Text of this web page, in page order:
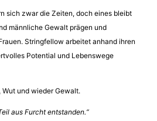
sich zwar die Zeiten, doch eines bleibt
männliche Gewalt prägen und
Stringfellow arbeitet anhand ihren
Potential und Lebenswege
Wut und wieder Gewalt.
aus Furcht entstanden.“